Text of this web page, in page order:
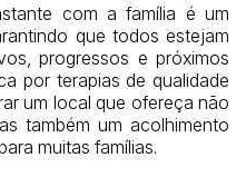
com a família é um
que todos estejam
progressos e próximos
por terapias de qualidade
um local que ofereça não
também um acolhimento
muitas famílias.